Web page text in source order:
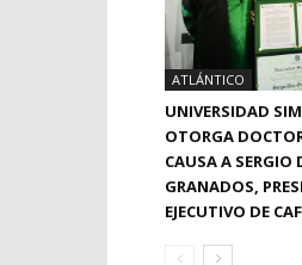
ATLÁNTICO
UNIVERSIDAD
OTORGA
CAUSA A SERGIO
GRANADOS,
EJECUTIVO DE CAF